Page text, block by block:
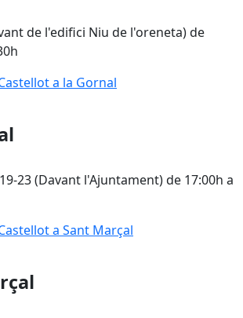
de l'edifici Niu de l'oreneta) de
a la Gornal
a la Gornal
23 (Davant l'Ajuntament) de 17:00h a
a Sant Marçal
a Sant Marçal